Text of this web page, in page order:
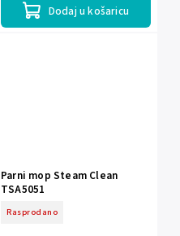
Dodaj u košaricu
Parni mop Steam Clean
TSA5051
Rasprodano